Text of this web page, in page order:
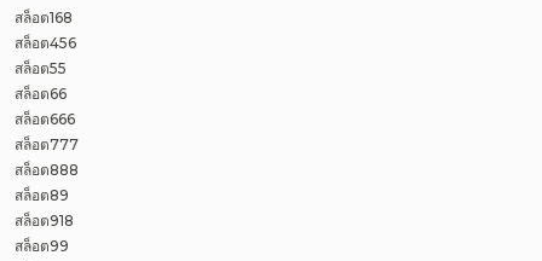
สล็อต168
สล็อต456
สล็อต55
สล็อต66
สล็อต666
สล็อต777
สล็อต888
สล็อต89
สล็อต918
สล็อต99